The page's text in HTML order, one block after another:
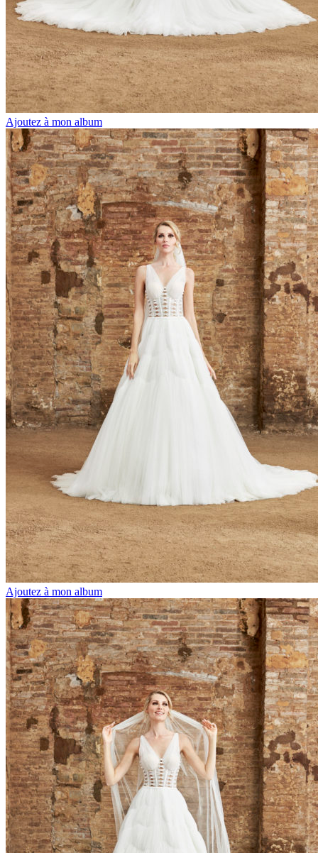
Ajoutez à mon album
Ajoutez à mon album